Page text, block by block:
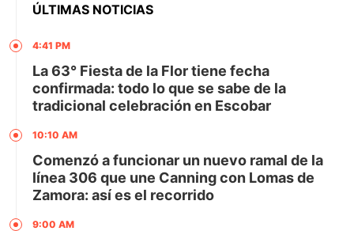
ÚLTIMAS NOTICIAS
4:41 PM
La 63° Fiesta de la Flor tiene fecha
confirmada: todo lo que se sabe de la
tradicional celebración en Escobar
10:10 AM
Comenzó a funcionar un nuevo ramal de la
línea 306 que une Canning con Lomas de
Zamora: así es el recorrido
9:00 AM